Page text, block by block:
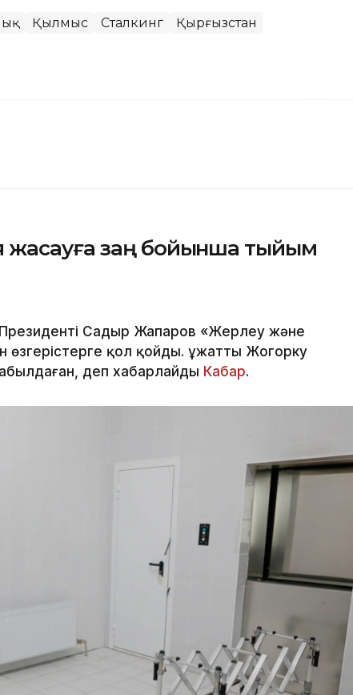
Қылмыс Сталкинг Қырғызстан
жасауға заң бойынша тыйым
Президенті Садыр Жапаров «Жерлеу және
өзгерістерге қол қойды. Құжатты Жогорку
деп хабарлайды Кабар.